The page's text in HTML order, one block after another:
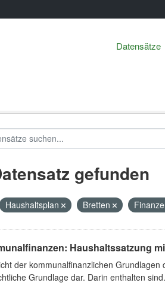
Datensätze
gefunden
Haushaltsplan Bretten
Haushaltssatzung
der kommunalfinanzlichen
Grundlage dar. Darin enthalten